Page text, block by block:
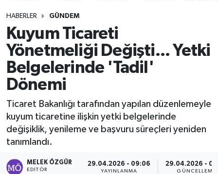
HABERLER GÜNDEM
Kuyum Ticareti
Yönetmeliği Değişti... Yetki
Belgelerinde 'Tadil'
Dönemi
Ticaret Bakanlığı tarafından yapılan düzenlemeyle
kuyum ticaretine ilişkin yetki belgelerinde
değişiklik, yenileme ve başvuru süreçleri yeniden
tanımlandı.
MELEK ÖZGÜR
EDITÖR
29.04.2026 - 09:06
YAYINLANMA
29.04.2026 -
GÜNCELLEME
Güncel
Gündem
Magazin
Politika
Sağlık
Spor
Tarih - Kültür - Sanat - Turizm
Süper Lig Puan Durumu ve Fikstür
Tüm Manşetler
Son Dakika Haberleri
Haber Arşivi